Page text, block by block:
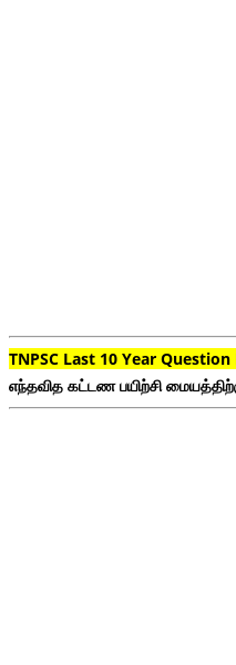
TNPSC Last 10 Year Question
எந்தவித கட்டண பயிற்சி